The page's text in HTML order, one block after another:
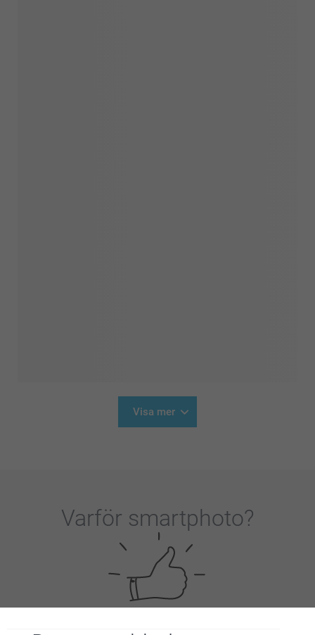
Visa mer
Varför smartphoto?